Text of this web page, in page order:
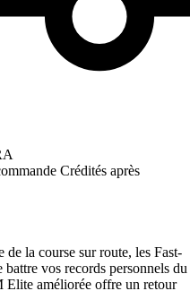
Crédités après
la course sur route, les Fast-
vos records personnels du
améliorée offre un retour